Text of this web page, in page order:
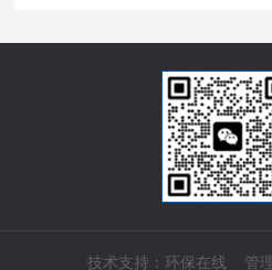
技术支持： 环保在线 管